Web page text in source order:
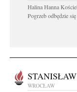
Halina Hanna
Pogrzeb odbędzie
WROCŁAW